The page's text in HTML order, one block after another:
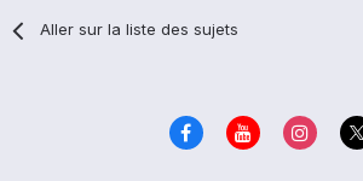
Aller sur la liste des sujets